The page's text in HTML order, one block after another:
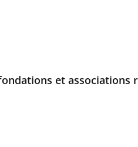
et associations